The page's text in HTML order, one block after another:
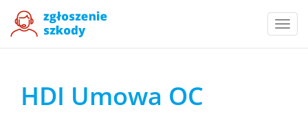
HDI Umowa OC